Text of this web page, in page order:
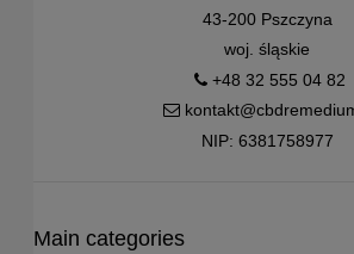
43-200 Pszczyna
woj. śląskie
+48 32 555 04 82
NIP: 6381758977
Main categories